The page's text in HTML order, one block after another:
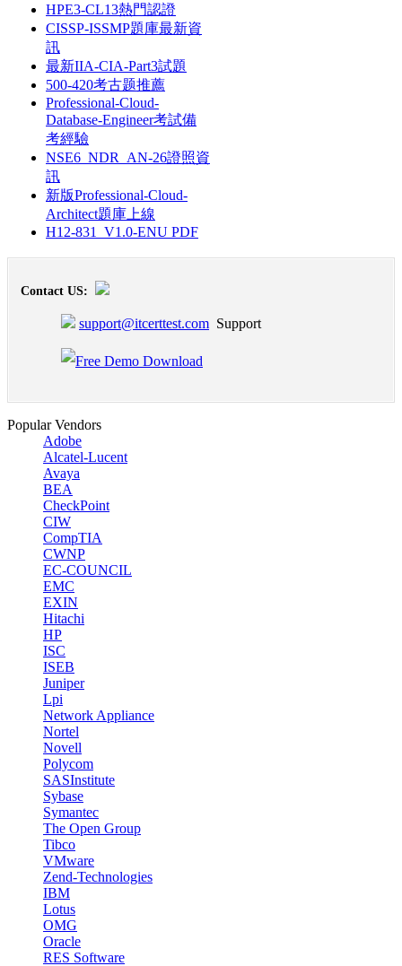
HPE3-CL13熱門認證
CISSP-ISSMP題庫最新資
訊
最新IIA-CIA-Part3試題
500-420考古题推薦
Professional-Cloud-
Database-Engineer考試備
考經驗
NSE6_NDR_AN-26證照資
訊
新版Professional-Cloud-
Architect題庫上線
H12-831_V1.0-ENU PDF
Contact US:
support@itcerttest.com Support
Popular Vendors
Adobe
Alcatel-Lucent
Avaya
BEA
CheckPoint
CIW
CompTIA
CWNP
EC-COUNCIL
EMC
EXIN
Hitachi
HP
ISC
ISEB
Juniper
Lpi
Network Appliance
Nortel
Novell
Polycom
SASInstitute
Sybase
Symantec
The Open Group
Tibco
VMware
Zend-Technologies
IBM
Lotus
OMG
Oracle
RES Software